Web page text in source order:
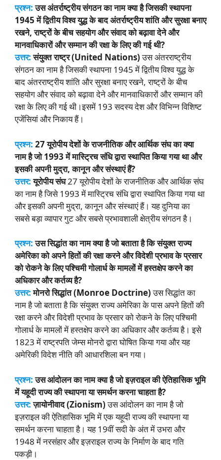
प्रश्न:उस अंतर्राष्ट्रीय संगठन का नाम क्या है जिसकी स्थापना
1945 में द्वितीय विश्व युद्ध के बाद अंतर्राष्ट्रीय शांति और सुरक्षा बनाए
रखने, राष्ट्रों के बीच सहयोग और संवाद को बढ़ावा देने और
मानवाधिकारों और सम्मान की रक्षा के लिए की गई थी?
उत्तर: संयुक्त राष्ट्र (United Nations)उस अंतरराष्ट्रीय
संगठन का नाम है जिसकी स्थापना 1945 में द्वितीय विश्व युद्ध के
बाद अंतरराष्ट्रीय शांति और सुरक्षा बनाए रखने, राष्ट्रों के बीच
सहयोग और संवाद को बढ़ावा देने और मानवाधिकारों और सम्मान की
रक्षा के लिए की गई थी।इसमें 193 सदस्य देश और विभिन्न विशिष्ट
एजेंसियां और निकाय हैं।
प्रश्न: 27 यूरोपीय देशों के राजनीतिक और आर्थिक संघ का क्या
नाम है जो 1993 में मास्ट्रिच संधि द्वारा स्थापित किया गया था और
इसकी अपनी मुद्रा, कानून और संस्थाएं हैं?
उत्तर: यूरोपीय संघ27 यूरोपीय देशों के राजनीतिक और आर्थिक संघ
का नाम है जिसे 1993 में मास्ट्रिच संधि द्वारा स्थापित किया गया था
और इसकी अपनी मुद्रा, कानून और संस्थाएं हैं। यह दुनिया का
सबसे बड़ा व्यापार गुट और सबसे प्रभावशाली क्षेत्रीय संगठन है।
प्रश्न:उस सिद्धांत का नाम क्या है जो बताता है कि संयुक्त राज्य
अमेरिका को अपने हितों की रक्षा करने और विदेशी प्रभाव के प्रसार
को रोकने के लिए पश्चिमी गोलार्ध के मामलों में हस्तक्षेप करने का
अधिकार और कर्तव्य है?
उत्तर: मोनरो सिद्धांत (Monroe Doctrine)उस सिद्धांत का
नाम है जो बताता है कि संयुक्त राज्य अमेरिका के पास अपने हितों की
रक्षा करने और विदेशी प्रभाव के प्रसार को रोकने के लिए पश्चिमी
गोलार्ध के मामलों में हस्तक्षेप करने का अधिकार और कर्तव्य है। इसे
1823 में राष्ट्रपति जेम्स मोनरो द्वारा घोषित किया गया और यह
अमेरिकी विदेश नीति की आधारशिला बन गया।
प्रश्न:उस आंदोलन का नाम क्या है जो इज़राइल की ऐतिहासिक भूमि
में यहूदी राज्य की स्थापना या समर्थन करना चाहता है?
उत्तर: ज़ायोनीवाद (Zionism)उस आंदोलन का नाम है जो
इज़राइल की ऐतिहासिक भूमि में एक यहूदी राज्य की स्थापना या
समर्थन करना चाहता है। यह 19वीं सदी के अंत में उभरा और
1948 में नरसंहार और इज़राइल राज्य के निर्माण के बाद गति
पकड़ी।